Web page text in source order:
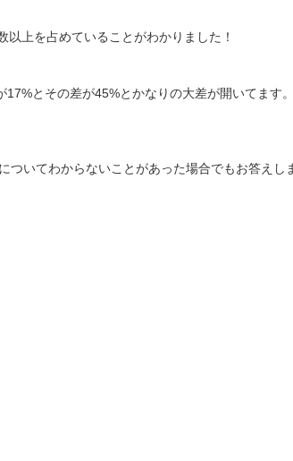
上を占めていることがわかりました！
とその差が45%とかなりの大差が開いてます。
いてわからないことがあった場合でもお答えし